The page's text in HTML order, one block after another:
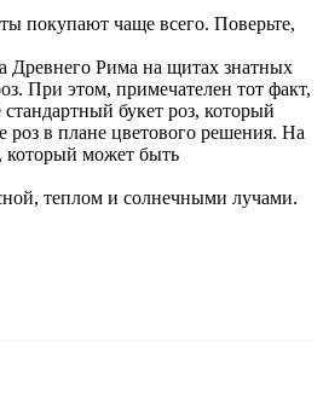
покупают чаще всего. Поверьте,
Древнего Рима на щитах знатных
При этом, примечателен тот факт,
букет роз, который
роз в плане цветового решения. На
который может быть
теплом и солнечными лучами.